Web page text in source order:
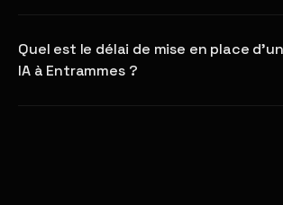
Quel est le délai de mise en place
IA à Entrammes ?